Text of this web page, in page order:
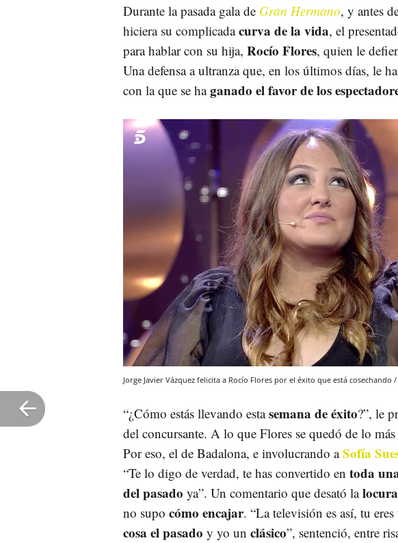
Durante la pasada gala de Gran Hermano, y antes
hiciera su complicadacurva de la vida, el
para hablar con su hija, Rocío Flores, quien le
Una defensa a ultranza que, en los últimos días, le
con la que se haganado el favor de los
Jorge Javier Vázquez felicita a Rocío Flores por el éxito que está cosechando /
“¿Cómo estás llevando estasemana de éxito?”, le
del concursante. A lo que Flores se quedó de lo
Por eso, el de Badalona, e involucrando aSofía
“Te lo digo de verdad, te has convertido en toda
del pasado ya”. Un comentario que desató la
no supo cómo encajar. “La televisión es así, tu
cosa el pasado y yo un clásico”, sentenció, entre